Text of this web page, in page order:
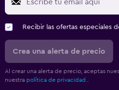
Recibir las ofertas especiales
Crea una alerta de precio
Al crear una alerta de precio, aceptas
nuestra política de privacidad.